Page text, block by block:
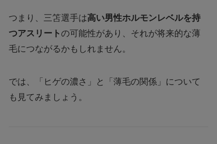
つまり、三笘選手は高い男性ホルモンレベルを持
つアスリート の可能性があり、それが将来的な薄
毛につながるかもしれません。
では、「ヒゲの濃さ」と「薄毛の関係」について
も見てみましょう。